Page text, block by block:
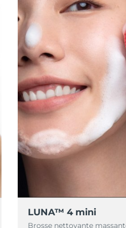
LUNA™ 4 mini
Brosse nettoyante